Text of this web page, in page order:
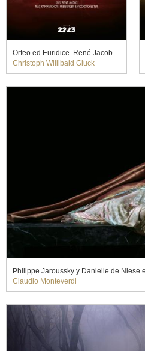
Orfeo ed Euridice. René Jacobs (2023)
Christoph Willibald Gluck
Claudio Monteverdi